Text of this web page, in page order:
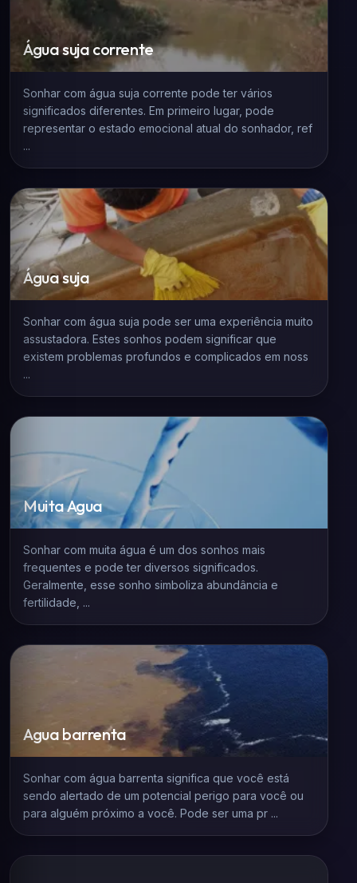
Água suja corrente
Sonhar com água suja corrente pode ter vários
significados diferentes. Em primeiro lugar, pode
representar o estado emocional atual do sonhador, ref
...
Água suja
Sonhar com água suja pode ser uma experiência muito
assustadora. Estes sonhos podem significar que
existem problemas profundos e complicados em noss
...
Muita Agua
Sonhar com muita água é um dos sonhos mais
frequentes e pode ter diversos significados.
Geralmente, esse sonho simboliza abundância e
fertilidade, ...
Agua barrenta
Sonhar com água barrenta significa que você está
sendo alertado de um potencial perigo para você ou
para alguém próximo a você. Pode ser uma pr ...